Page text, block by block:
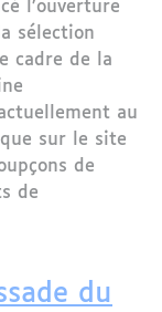
l’ouverture
sélection
cadre de la
au
sur le site
de
de
du